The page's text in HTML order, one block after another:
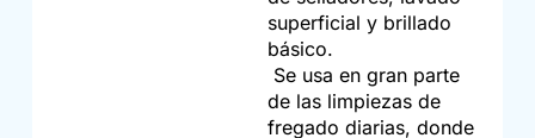
superficial y brillado
básico.
Se usa en gran parte
de las limpiezas de
fregado diarias, donde